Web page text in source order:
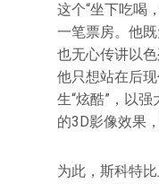
这个“坐下吃喝
一笔票房。他
也无心传讲以
他只想站在后
生“炫酷”，以
的3D影像效果
为此，斯科特